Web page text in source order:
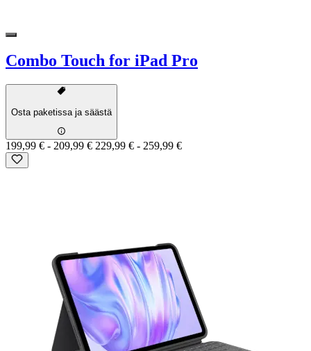
Combo Touch for iPad Pro
Osta paketissa ja säästä
199,99 € - 209,99 € 229,99 € - 259,99 €